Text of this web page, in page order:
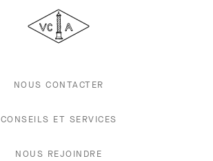
&
Arpels
NOUS CONTACTER
CONSEILS ET SERVICES
NOUS REJOINDRE